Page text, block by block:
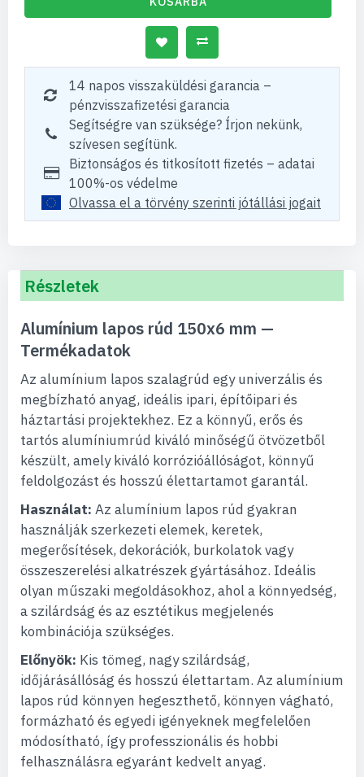
14 napos visszaküldési garancia –
pénzvisszafizetési garancia
Segítségre van szüksége? Írjon nekünk,
szívesen segítünk.
Biztonságos és titkosított fizetés – adatai
100%-os védelme
Olvassa el a törvény szerinti jótállási jogait
Részletek
Alumínium lapos rúd 150x6 mm —
Termékadatok
Az alumínium lapos szalagrúd egy univerzális és
megbízható anyag, ideális ipari, építőipari és
háztartási projektekhez. Ez a könnyű, erős és
tartós alumíniumrúd kiváló minőségű ötvözetből
készült, amely kiváló korrózióállóságot, könnyű
feldolgozást és hosszú élettartamot garantál.
Használat: Az alumínium lapos rúd gyakran
használják szerkezeti elemek, keretek,
megerősítések, dekorációk, burkolatok vagy
összeszerelési alkatrészek gyártásához. Ideális
olyan műszaki megoldásokhoz, ahol a könnyedség,
a szilárdság és az esztétikus megjelenés
kombinációja szükséges.
Előnyök: Kis tömeg, nagy szilárdság,
időjárásállóság és hosszú élettartam. Az alumínium
lapos rúd könnyen hegeszthető, könnyen vágható,
formázható és egyedi igényeknek megfelelően
módosítható, így professzionális és hobbi
felhasználásra egyaránt kedvelt anyag.